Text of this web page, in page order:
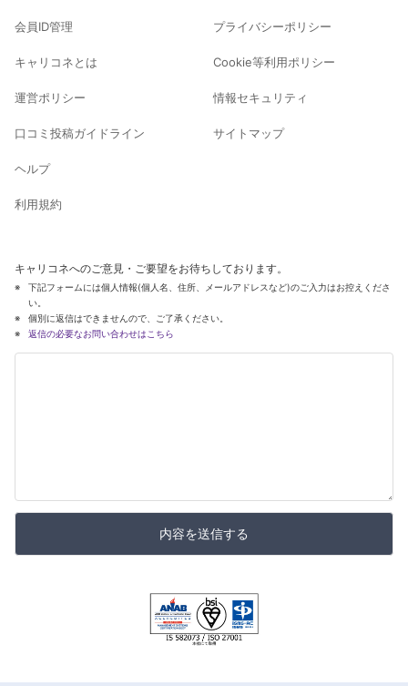
会員ID管理
キャリコネとは
運営ポリシー
口コミ投稿ガイドライン
ヘルプ
利用規約
プライバシーポリシー
Cookie等利用ポリシー
情報セキュリティ
サイトマップ
キャリコネへのご意見・ご要望をお待ちしております。
下記フォームには個人情報(個人名、住所、メールアドレスなど)のご入力はお控えくださ
い。
個別に返信はできませんので、ご了承ください。
返信の必要なお問い合わせはこちら
内容を送信する